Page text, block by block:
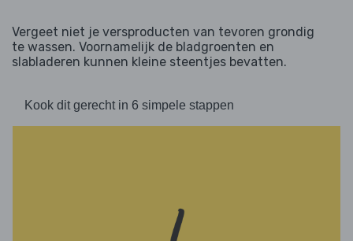
Vergeet niet je versproducten van tevoren grondig
te wassen. Voornamelijk de bladgroenten en
slabladeren kunnen kleine steentjes bevatten.
Kook dit gerecht in 6 simpele stappen